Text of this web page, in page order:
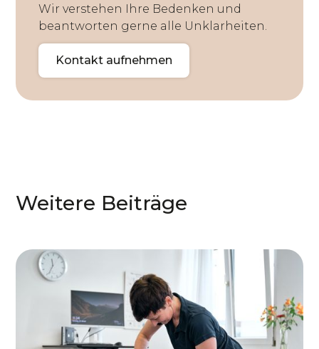
Wir verstehen Ihre Bedenken und
beantworten gerne alle Unklarheiten.
Kontakt aufnehmen
Weitere Beiträge